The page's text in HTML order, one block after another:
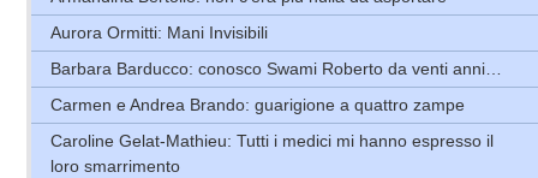
Aurora Ormitti: Mani Invisibili
Barbara Barducco: conosco Swami Roberto da venti anni…
Carmen e Andrea Brando: guarigione a quattro zampe
Caroline Gelat-Mathieu: Tutti i medici mi hanno espresso il
loro smarrimento